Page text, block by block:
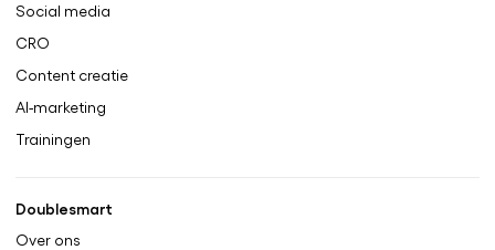
Social media
CRO
Content creatie
AI-marketing
Trainingen
Doublesmart
Over ons